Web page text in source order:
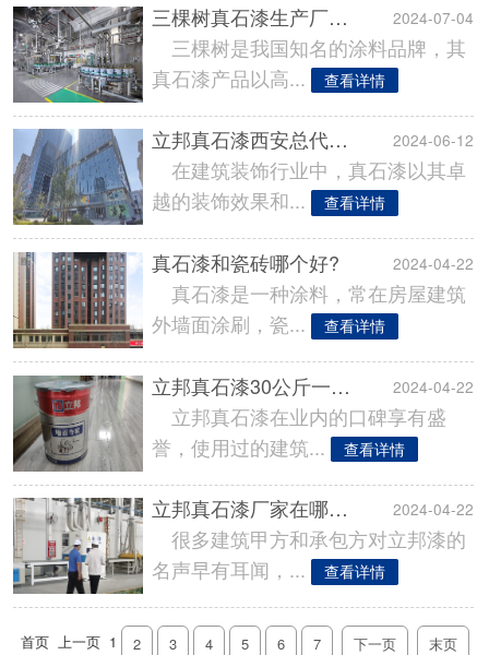
三棵树真石漆生产厂在哪?_三棵树真石漆厂家地址! 2024-07-04
三棵树是我国知名的涂料品牌，其
真石漆产品以高...
查看详情
立邦真石漆西安总代理地址电话！ 2024-06-12
在建筑装饰行业中，真石漆以其卓
越的装饰效果和...
查看详情
真石漆和瓷砖哪个好? 2024-04-22
真石漆是一种涂料，常在房屋建筑
外墙面涂刷，瓷...
查看详情
立邦真石漆30公斤一桶多少钱? 2024-04-22
立邦真石漆在业内的口碑享有盛
誉，使用过的建筑...
查看详情
立邦真石漆厂家在哪里?【地址分布】 2024-04-22
很多建筑甲方和承包方对立邦漆的
名声早有耳闻，...
查看详情
首页 上一页 1 2 3 4 5 6 7 下一页 末页